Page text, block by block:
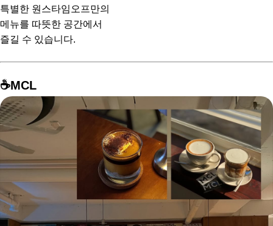
특별한 원스타임오프만의
메뉴를 따뜻한 공간에서
즐길 수 있습니다.
☕️MCL